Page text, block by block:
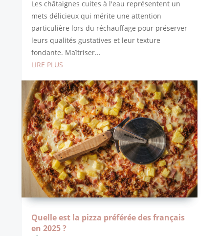
Les châtaignes cuites à l'eau représentent un
mets délicieux qui mérite une attention
particulière lors du réchauffage pour préserver
leurs qualités gustatives et leur texture
fondante. Maîtriser...
LIRE PLUS
Quelle est la pizza préférée des français
en 2025 ?